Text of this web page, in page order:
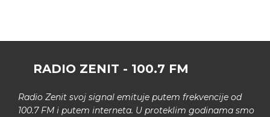
RADIO ZENIT - 100.7 FM
Radio Zenit svoj signal emituje putem frekvencije od
100.7 FM i putem interneta. U proteklim godinama smo